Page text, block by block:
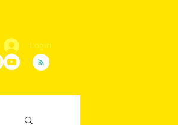
Login